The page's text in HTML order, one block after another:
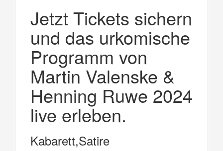
Jetzt Tickets sichern
und das urkomische
Programm von
Martin Valenske &
Henning Ruwe 2024
live erleben.
Kabarett,Satire